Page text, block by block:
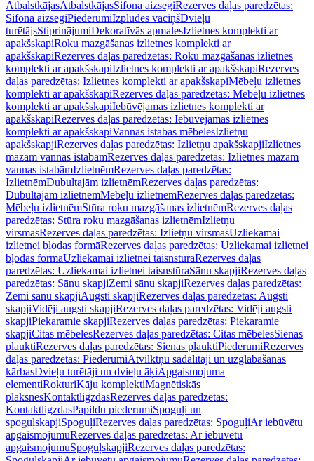
AtbalstkājasAtbalstkājasSifona aizsegiRezerves daļas paredzētas:
Sifona aizsegiPiederumiIzplūdes vāciņšDvieļu
turētājsStiprinājumiDekoratīvās apmalesIzlietnes komplekti ar
apakšskapiRoku mazgāšanas izlietnes komplekti ar
apakšskapiRezerves daļas paredzētas: Roku mazgāšanas izlietnes
komplekti ar apakšskapiIzlietnes komplekti ar apakšskapiRezerves
daļas paredzētas: Izlietnes komplekti ar apakšskapiMēbeļu izlietnes
komplekti ar apakšskapiRezerves daļas paredzētas: Mēbeļu izlietnes
komplekti ar apakšskapiIebūvējamas izlietnes komplekti ar
apakšskapiRezerves daļas paredzētas: Iebūvējamas izlietnes
komplekti ar apakšskapiVannas istabas mēbelesIzlietņu
apakšskapjiRezerves daļas paredzētas: Izlietņu apakšskapjiIzlietnes
mazām vannas istabāmRezerves daļas paredzētas: Izlietnes mazām
vannas istabāmIzlietnēmRezerves daļas paredzētas:
IzlietnēmDubultajām izlietnēmRezerves daļas paredzētas:
Dubultajām izlietnēmMēbeļu izlietnēmRezerves daļas paredzētas:
Mēbeļu izlietnēmStūra roku mazgāšanas izlietnēmRezerves daļas
paredzētas: Stūra roku mazgāšanas izlietnēmIzlietņu
virsmasRezerves daļas paredzētas: Izlietņu virsmasUzliekamai
izlietnei bļodas formāRezerves daļas paredzētas: Uzliekamai izlietnei
bļodas formāUzliekamai izlietnei taisnstūraRezerves daļas
paredzētas: Uzliekamai izlietnei taisnstūraSānu skapjiRezerves daļas
paredzētas: Sānu skapjiZemi sānu skapjiRezerves daļas paredzētas:
Zemi sānu skapjiAugsti skapjiRezerves daļas paredzētas: Augsti
skapjiVidēji augsti skapjiRezerves daļas paredzētas: Vidēji augsti
skapjiPiekaramie skapjiRezerves daļas paredzētas: Piekaramie
skapjiCitas mēbelesRezerves daļas paredzētas: Citas mēbelesSienas
plauktiRezerves daļas paredzētas: Sienas plauktiPiederumiRezerves
daļas paredzētas: PiederumiAtvilktņu sadalītāji un uzglabāšanas
kārbasDvieļu turētāji un dvieļu āķiApgaismojuma
elementiRokturiKāju komplektiMagnētiskās
plāksnesKontaktligzdasRezerves daļas paredzētas:
KontaktligzdasPapildu piederumiSpoguļi un
spoguļskapjiSpoguļiRezerves daļas paredzētas: SpoguļiAr iebūvētu
apgaismojumuRezerves daļas paredzētas: Ar iebūvētu
apgaismojumuSpoguļskapjiRezerves daļas paredzētas: